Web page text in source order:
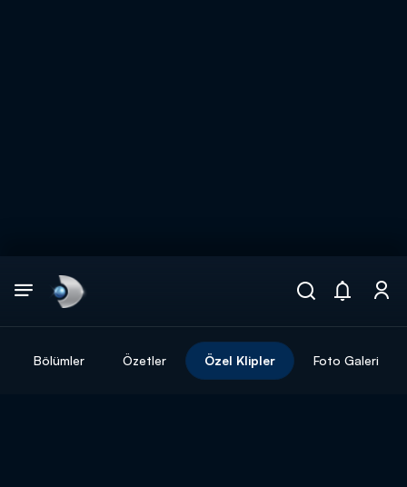
Bölümler Özetler Özel Klipler Foto Galeri